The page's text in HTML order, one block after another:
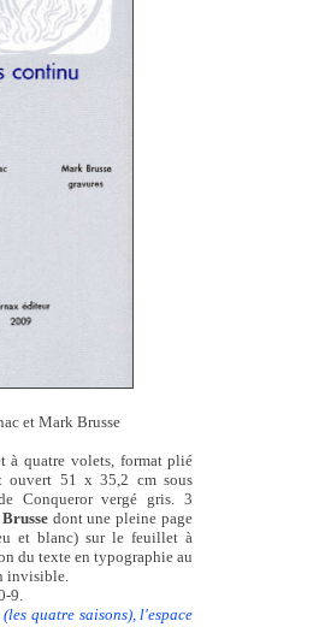
et Mark Brusse
à quatre volets, format plié
ouvert 51 x 35,2 cm sous
Conqueror vergé gris. 3
dont une pleine page
et blanc) sur le feuillet à
du texte en typographie au
invisible.
9.
quatre saisons), l'espace